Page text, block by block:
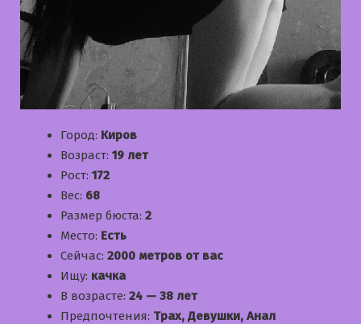
Город: Киров
Возраст: 19 лет
Рост: 172
Вес: 68
Размер бюста: 2
Место: Есть
Сейчас: 2000 метров от вас
Ищу: качка
В возрасте: 24 — 38 лет
Предпочтения: Трах, Девушки, Анал